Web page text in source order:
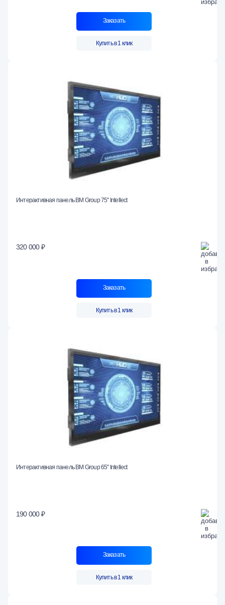
Заказать
Купить в 1 клик
Интерактивная панель BM Group 75" Intellect
320 000 ₽
Заказать
Купить в 1 клик
Интерактивная панель BM Group 65" Intellect
190 000 ₽
Заказать
Купить в 1 клик